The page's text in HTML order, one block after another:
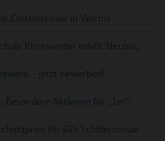
Clusterschule in Worms
Kirchwerder erhält Neubau
– jetzt bewerben!
Besondere Aktionen für „1er“
für IGS Schillerschule